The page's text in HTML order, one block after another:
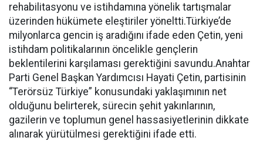
rehabilitasyonu ve istihdamına yönelik tartışmalar
üzerinden hükümete eleştiriler yöneltti.Türkiye’de
milyonlarca gencin iş aradığını ifade eden Çetin, yeni
istihdam politikalarının öncelikle gençlerin
beklentilerini karşılaması gerektiğini savundu.Anahtar
Parti Genel Başkan Yardımcısı Hayati Çetin, partisinin
“Terörsüz Türkiye” konusundaki yaklaşımının net
olduğunu belirterek, sürecin şehit yakınlarının,
gazilerin ve toplumun genel hassasiyetlerinin dikkate
alınarak yürütülmesi gerektiğini ifade etti.